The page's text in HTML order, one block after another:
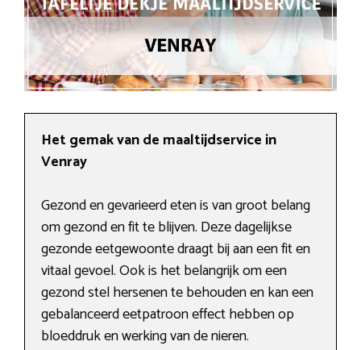
Het gemak van de maaltijdservice in
Venray
Gezond en gevarieerd eten is van groot belang
om gezond en fit te blijven. Deze dagelijkse
gezonde eetgewoonte draagt bij aan een fit en
vitaal gevoel. Ook is het belangrijk om een
gezond stel hersenen te behouden en kan een
gebalanceerd eetpatroon effect hebben op
bloeddruk en werking van de nieren.